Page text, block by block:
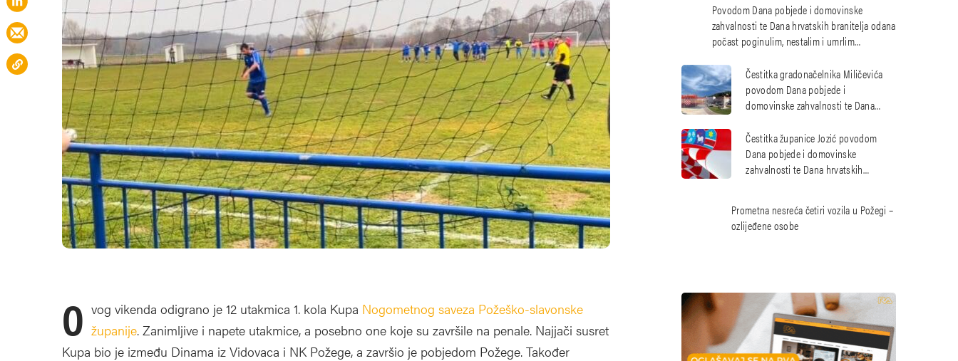
O vog vikenda odigrano je 12 utakmica 1. kola Kupa Nogometnog saveza Požeško-slavonske
županije. Zanimljive i napete utakmice, a posebno one koje su završile na penale. Najjači susret
Kupa bio je između Dinama iz Vidovaca i NK Požege, a završio je pobjedom Požege. Također
Povodom Dana pobjede i domovinske
zahvalnosti te Dana hrvatskih branitelja odana
počast poginulim, nestalim i umrlim
Čestitka gradonačelnika Miličevića
povodom Dana pobjede i
domovinske zahvalnosti te Dana
Čestitka županice Jozić povodom
Dana pobjede i domovinske
zahvalnosti te Dana hrvatskih
Prometna nesreća četiri vozila u Požegi –
ozlijeđene osobe